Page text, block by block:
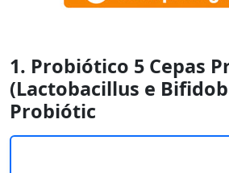
1. Probiótico 5 Cepas
(Lactobacillus e
Probiótic